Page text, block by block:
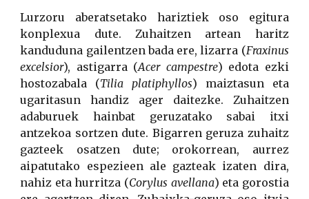
Lurzoru aberatsetako hariztiek oso egitura
konplexua dute. Zuhaitzen artean haritz
kanduduna gailentzen bada ere, lizarra (Fraxinus
excelsior), astigarra (Acer campestre) edota ezki
hostozabala (Tilia platiphyllos) maiztasun eta
ugaritasun handiz ager daitezke. Zuhaitzen
adaburuek hainbat geruzatako sabai itxi
antzekoa sortzen dute. Bigarren geruza zuhaitz
gazteek osatzen dute; orokorrean, aurrez
aipatutako espezieen ale gazteak izaten dira,
nahiz eta hurritza (Corylus avellana) eta gorostia